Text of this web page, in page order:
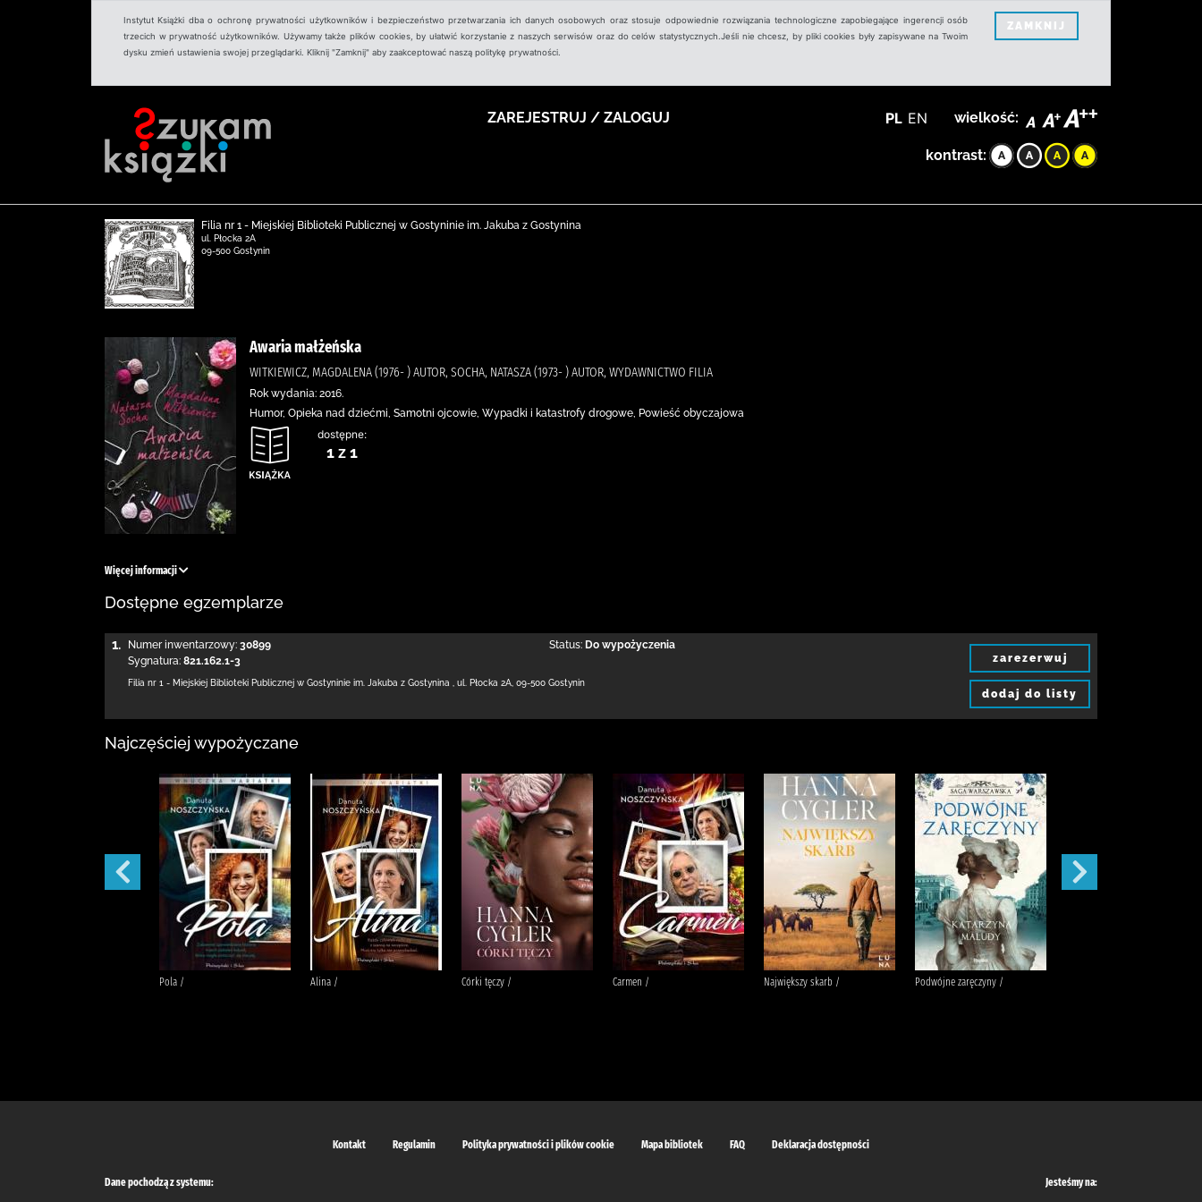
Instytut Książki dba o ochronę prywatności użytkowników i bezpieczeństwo przetwarzania ich danych osobowych oraz stosuje odpowiednie rozwiązania technologiczne zapobiegające ingerencji osób
trzecich w prywatność użytkowników. Używamy także plików cookies, by ułatwić korzystanie z naszych serwisów oraz do celów statystycznych.Jeśli nie chcesz, by pliki cookies były zapisywane na Twoim
dysku zmień ustawienia swojej przeglądarki. Kliknij "Zamknij" aby zaakceptować naszą politykę prywatności.
ZAMKNIJ
ZAREJESTRUJ / ZALOGUJ PL EN wielkość:
kontrast:
Filia nr 1 - Miejskiej Biblioteki Publicznej w Gostyninie im. Jakuba z Gostynina
ul. Płocka 2A
09-500 Gostynin
Awaria małżeńska
WITKIEWICZ, MAGDALENA (1976- ) AUTOR, SOCHA, NATASZA (1973- ) AUTOR, WYDAWNICTWO FILIA
Rok wydania: 2016.
Humor, Opieka nad dziećmi, Samotni ojcowie, Wypadki i katastrofy drogowe, Powieść obyczajowa
dostępne:
1 z 1
Więcej informacji
Dostępne egzemplarze
1. Numer inwentarzowy: 30899
Sygnatura: 821.162.1-3
Status: Do wypożyczenia
Filia nr 1 - Miejskiej Biblioteki Publicznej w Gostyninie im. Jakuba z Gostynina ul. Płocka 2A 09-500 Gostynin
zarezerwuj
dodaj do listy
Najczęściej wypożyczane
Pola / Alina / Córki tęczy / Carmen / Największy skarb / Podwójne zaręczyny /
Kontakt Regulamin Polityka prywatności i plików cookie Mapa bibliotek FAQ Deklaracja dostępności
Dane pochodzą z systemu: Jesteśmy na: